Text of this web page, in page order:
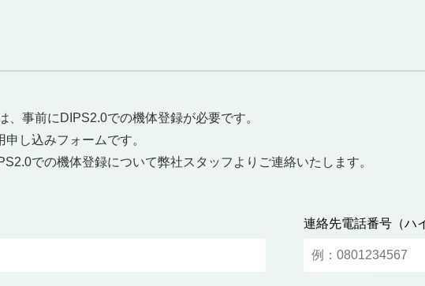
、事前にDIPS2.0での機体登録が必要です。
し込みフォームです。
での機体登録について弊社スタッフよりご連絡いたします。
連絡先電話番号（ハ